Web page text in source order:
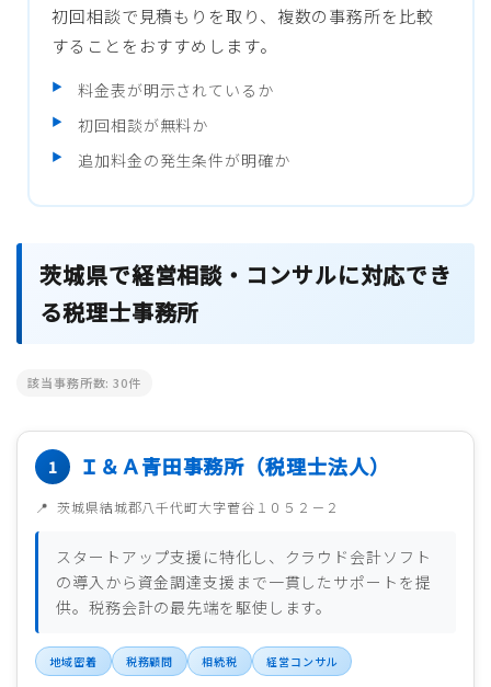
初回相談で見積もりを取り、複数の事務所を比較
することをおすすめします。
料金表が明示されているか
初回相談が無料か
追加料金の発生条件が明確か
茨城県で経営相談・コンサルに対応でき
る税理士事務所
該当事務所数:30件
Ｉ＆Ａ青田事務所（税理士法人）
茨城県結城郡八千代町大字菅谷１０５２－２
スタートアップ支援に特化し、クラウド会計ソフト
の導入から資金調達支援まで一貫したサポートを提
供。税務会計の最先端を駆使します。
地域密着 税務顧問 相続税 経営コンサル